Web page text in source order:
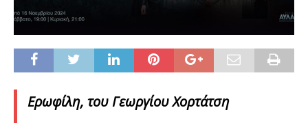
Ερωφίλη, του Γεωργίου Χορτάτση